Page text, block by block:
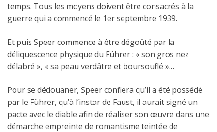
temps. Tous les moyens doivent être consacrés à la
guerre qui a commencé le 1er septembre 1939.
Et puis Speer commence à être dégoûté par la
déliquescence physique du Führer : « son gros nez
délabré », « sa peau verdâtre et boursouflé »…
Pour se dédouaner, Speer confiera qu’il a été possédé
par le Führer, qu’à l’instar de Faust, il aurait signé un
pacte avec le diable afin de réaliser son œuvre dans une
démarche empreinte de romantisme teintée de